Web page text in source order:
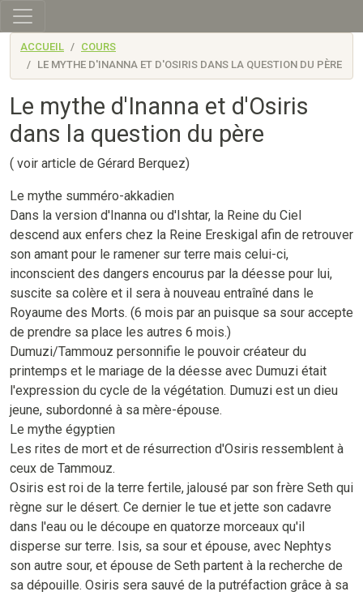
Skip to main content
ACCUEIL
COURS
LE MYTHE D'INANNA ET D'OSIRIS DANS LA QUESTION DU PÈRE
Le mythe d'Inanna et d'Osiris
dans la question du père
( voir article de Gérard Berquez)
Le mythe summéro-akkadien
Dans la version d'Inanna ou d'Ishtar, la Reine du Ciel
descend aux enfers chez la Reine Ereskigal afin de retrouver
son amant pour le ramener sur terre mais celui-ci,
inconscient des dangers encourus par la déesse pour lui,
suscite sa colère et il sera à nouveau entraîné dans le
Royaume des Morts. (6 mois par an puisque sa sour accepte
de prendre sa place les autres 6 mois.)
Dumuzi/Tammouz personnifie le pouvoir créateur du
printemps et le mariage de la déesse avec Dumuzi était
l'expression du cycle de la végétation. Dumuzi est un dieu
jeune, subordonné à sa mère-épouse.
Le mythe égyptien
Les rites de mort et de résurrection d'Osiris ressemblent à
ceux de Tammouz.
Osiris est roi de la terre fertile, jalousé par son frère Seth qui
règne sur le désert. Ce dernier le tue et jette son cadavre
dans l'eau ou le découpe en quatorze morceaux qu'il
disperse sur terre. Isis, sa sour et épouse, avec Nephtys
son autre sour, et épouse de Seth partent à la recherche de
sa dépouille. Osiris sera sauvé de la putréfaction grâce à sa